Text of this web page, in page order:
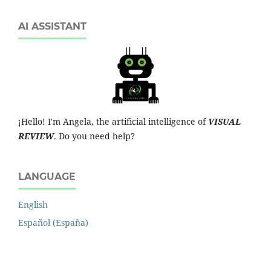
AI ASSISTANT
¡Hello! I'm Angela, the artificial intelligence of VISUAL
REVIEW. Do you need help?
LANGUAGE
English
Español (España)